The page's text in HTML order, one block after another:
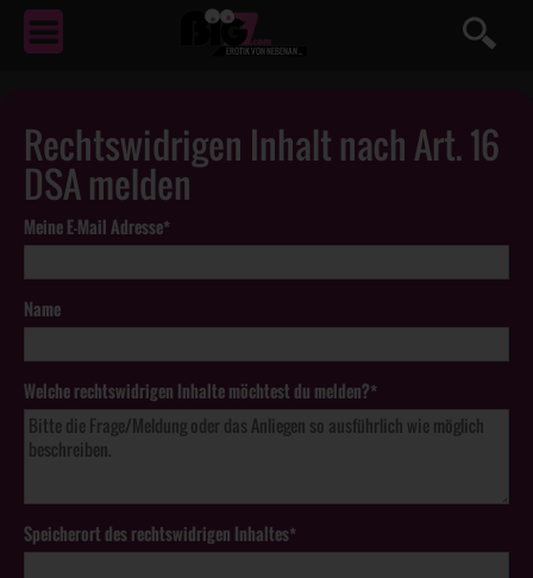
EROTIKVON NEBENAN ...
Rechtswidrigen Inhalt nach Art. 16
DSA melden
Meine E-Mail Adresse*
Name
Welche rechtswidrigen Inhalte möchtest du melden?*
Speicherort des rechtswidrigen Inhaltes*